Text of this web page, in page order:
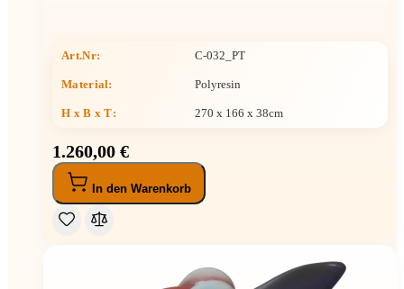
Art.Nr: C-032_PT
Material: Polyresin
H x B x T: 270 x 166 x 38cm
1.260,00 €
In den Warenkorb